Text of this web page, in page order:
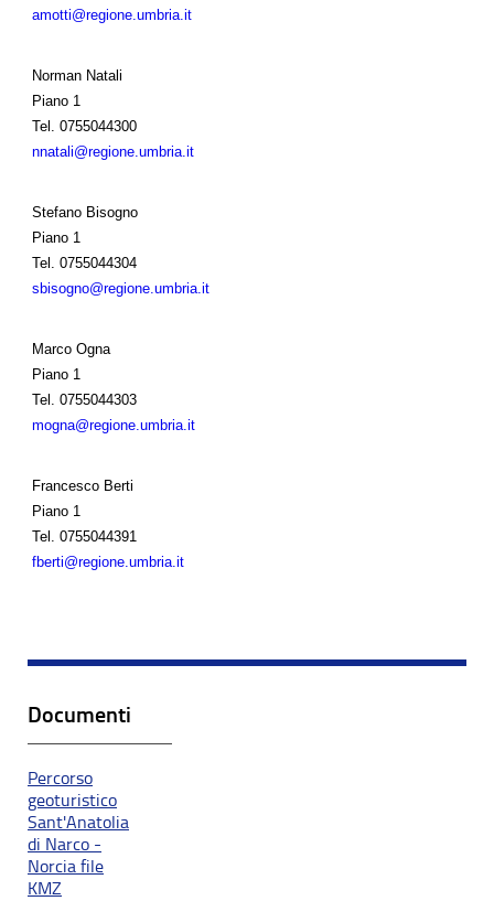
amotti@regione.umbria.it
Norman Natali
Piano 1
Tel.
0755044300
nnatali@regione.umbria.it
Stefano Bisogno
Piano 1
Tel.
0755044304
sbisogno@regione.umbria.it
Marco Ogna
Piano 1
Tel.
0755044303
mogna@regione.umbria.it
Francesco Berti
Piano 1
Tel.
0755044391
fberti@regione.umbria.it
Documenti
Percorso
geoturistico
Sant'Anatolia
di Narco -
Norcia file
KMZ